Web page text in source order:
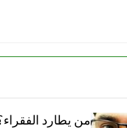
من يطارد